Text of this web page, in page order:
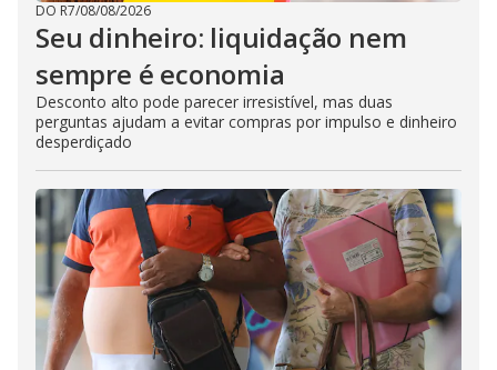
DO R7/08/08/2026
Seu dinheiro: liquidação nem
sempre é economia
Desconto alto pode parecer irresistível, mas duas
perguntas ajudam a evitar compras por impulso e dinheiro
desperdiçado